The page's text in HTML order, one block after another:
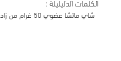
الكلمات الدليليلة :
شاي ماتشا عضوي 50 غرام من زادانا